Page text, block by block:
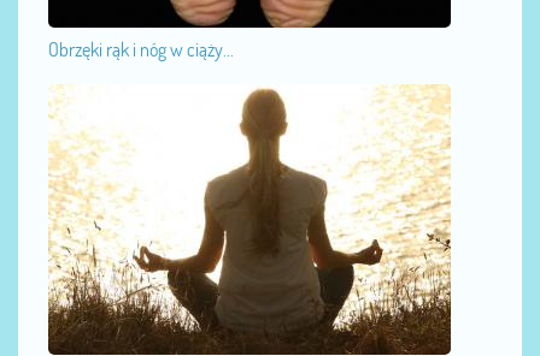
Obrzęki rąk i nóg w ciąży...